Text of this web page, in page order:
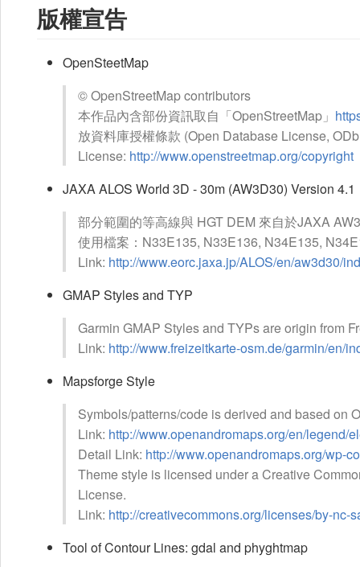
版權宣告
OpenSteetMap
© OpenStreetMap contributors
本作品內含部份資訊取自「OpenStreetMap」
放資料庫授權條款 (Open Database License,
License: http://www.openstreetmap.org/copyright
JAXA ALOS World 3D - 30m (AW3D30) Version 4.1
部分範圍的等高線與 HGT DEM 來自於JAXA
使用檔案：N33E135, N33E136, N34E135,
Link: http://www.eorc.jaxa.jp/ALOS/en/aw3d30/
GMAP Styles and TYP
Garmin GMAP Styles and TYPs are origin from
Link: http://www.freizeitkarte-osm.de/garmin/en/
Mapsforge Style
Symbols/patterns/code is derived and based on
Link: http://www.openandromaps.org/en/legend/
Detail Link: http://www.openandromaps.org/wp-
Theme style is licensed under a Creative
License.
Link: http://creativecommons.org/licenses/by-nc-
Tool of Contour Lines: gdal and phyghtmap